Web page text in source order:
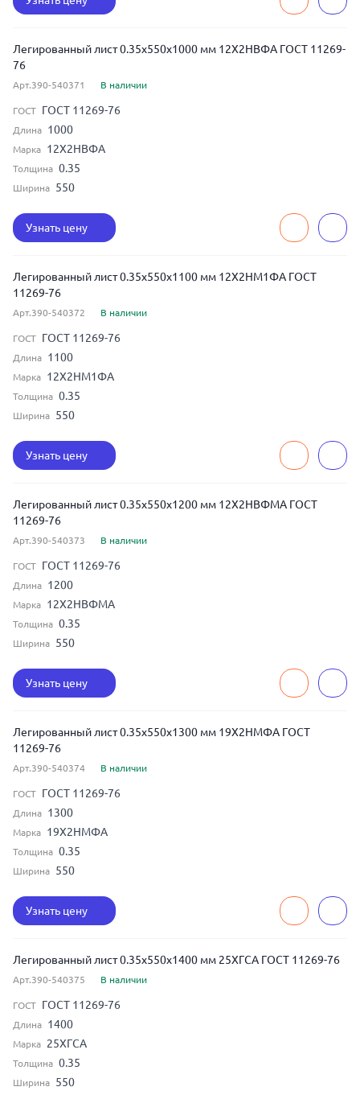
Легированный лист 0.35x550x1000 мм 12Х2НВФА ГОСТ 11269-
76
Арт.390-540371 В наличии
ГОСТ ГОСТ 11269-76
Длина 1000
Марка 12Х2НВФА
Толщина 0.35
Ширина 550
Узнать цену
Легированный лист 0.35x550x1100 мм 12Х2НМ1ФА ГОСТ
11269-76
Арт.390-540372 В наличии
ГОСТ ГОСТ 11269-76
Длина 1100
Марка 12Х2НМ1ФА
Толщина 0.35
Ширина 550
Узнать цену
Легированный лист 0.35x550x1200 мм 12Х2НВФМА ГОСТ
11269-76
Арт.390-540373 В наличии
ГОСТ ГОСТ 11269-76
Длина 1200
Марка 12Х2НВФМА
Толщина 0.35
Ширина 550
Узнать цену
Легированный лист 0.35x550x1300 мм 19Х2НМФА ГОСТ
11269-76
Арт.390-540374 В наличии
ГОСТ ГОСТ 11269-76
Длина 1300
Марка 19Х2НМФА
Толщина 0.35
Ширина 550
Узнать цену
Легированный лист 0.35x550x1400 мм 25ХГСА ГОСТ 11269-76
Арт.390-540375 В наличии
ГОСТ ГОСТ 11269-76
Длина 1400
Марка 25ХГСА
Толщина 0.35
Ширина 550